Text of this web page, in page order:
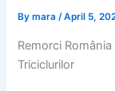
Bymara/April 5,
Remorci
Triciclurilor